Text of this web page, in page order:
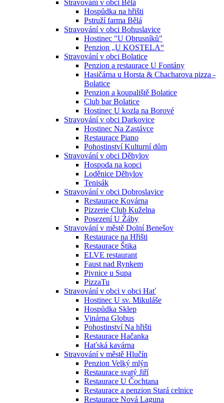
Stravování v obci Bělá
Hospůdka na hřišti
Pstruží farma Bělá
Stravování v obci Bohuslavice
Hostinec "U Obrusníků"
Penzion „U KOSTELA“
Stravování v obci Bolatice
Penzion a restaurace U Fontány
Hasičárna u Horsta & Chacharova pizza -
Bolatice
Penzion a koupaliště Bolatice
Club bar Bolatice
Hostinec U kozla na Borové
Stravování v obci Darkovice
Hostinec Na Zastávce
Restaurace Piano
Pohostinství Kulturní dům
Stravování v obci Děhylov
Hospoda na kopci
Loděnice Děhylov
Tenisák
Stravování v obci Dobroslavice
Restaurace Kovárna
Pizzerie Club Kuželna
Posezení U Žáby
Stravování v městě Dolní Benešov
Restaurace na Hřišti
Restaurace Štika
ELVE restaurant
Faust nad Rynkem
Pivnice u Supa
PizzaTu
Stravování v obci v obci Hať
Hostinec U sv. Mikuláše
Hospůdka Sklep
Vinárna Globus
Pohostinství Na hřišti
Restaurace Hačanka
Haťská kavárna
Stravování v městě Hlučín
Penzion Velký mlýn
Restaurace svatý Jiří
Restaurace U Čochtana
Restaurace a penzion Stará celnice
Restaurace Nová Laguna